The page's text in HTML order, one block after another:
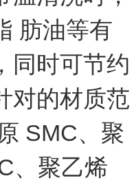
肪油等有
同时可节约
对的材质范
SMC、聚
、聚乙烯